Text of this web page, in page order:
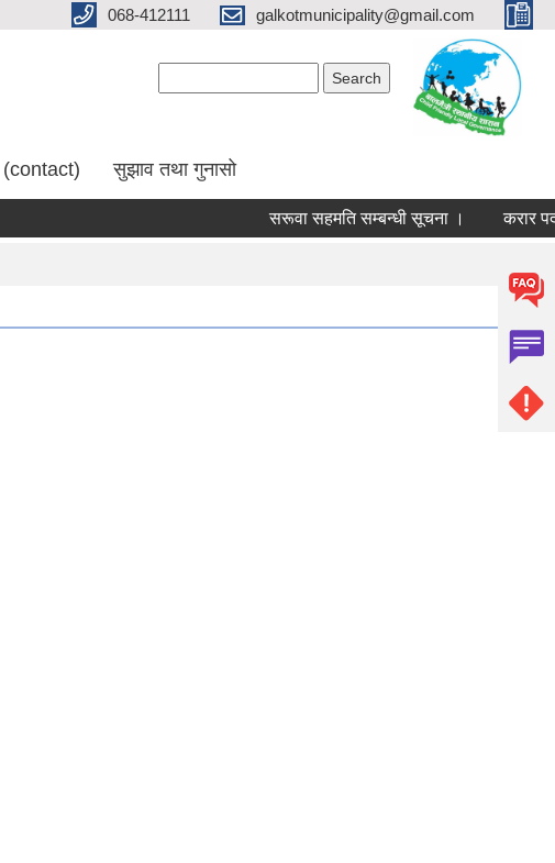
068-412111 galkotmunicipality@gmail.com
(contact) सुझाव तथा गुनासो
सरूवा सहमति सम्बन्धी सूचना । करार